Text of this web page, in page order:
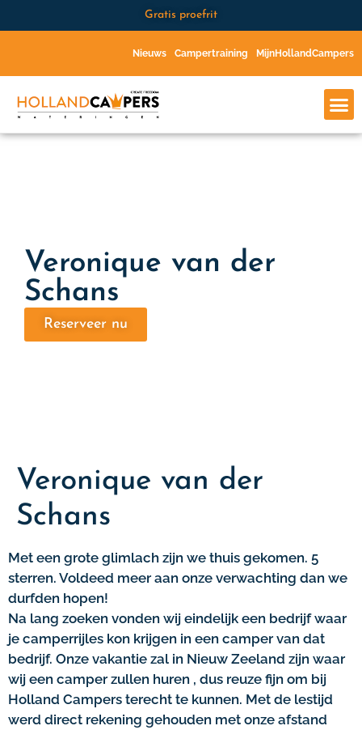
Gratis proefrit
Nieuws Campertraining MijnHollandCampers
Veronique van der
Schans
Reserveer nu
Veronique van der
Schans
Met een grote glimlach zijn we thuis gekomen. 5
sterren. Voldeed meer aan onze verwachting dan we
durfden hopen!
Na lang zoeken vonden wij eindelijk een bedrijf waar
je camperrijles kon krijgen in een camper van dat
bedrijf. Onze vakantie zal in Nieuw Zeeland zijn waar
wij een camper zullen huren , dus reuze fijn om bij
Holland Campers terecht te kunnen. Met de lestijd
werd direct rekening gehouden met onze afstand